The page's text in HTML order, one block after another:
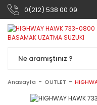
0(212) 538 00 09
Anasayfa OUTLET